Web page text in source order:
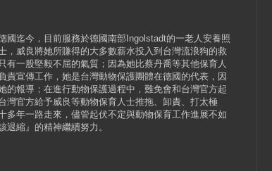
國迄今，目前服務於德國南部Ingolstadt的一老人安養照
，威良將她所賺得的大多數薪水投入到台灣流浪狗的救
有一股堅毅不屈的氣質；因為她比蔡丹喬等其他保育人
責宣傳工作，她是台灣動物保護團體在德國的代表，因
的報導；在進行動物保護過程中，難免會和台灣官方起
灣官方給予威良等動物保育人士推拖、卸責、打太極
多年一路走來，儘管起伏不定與動物保育工作進展不如
縮』的精神繼續努力。